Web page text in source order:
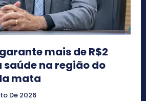
mais de R$2
na região do
mata
De 2026